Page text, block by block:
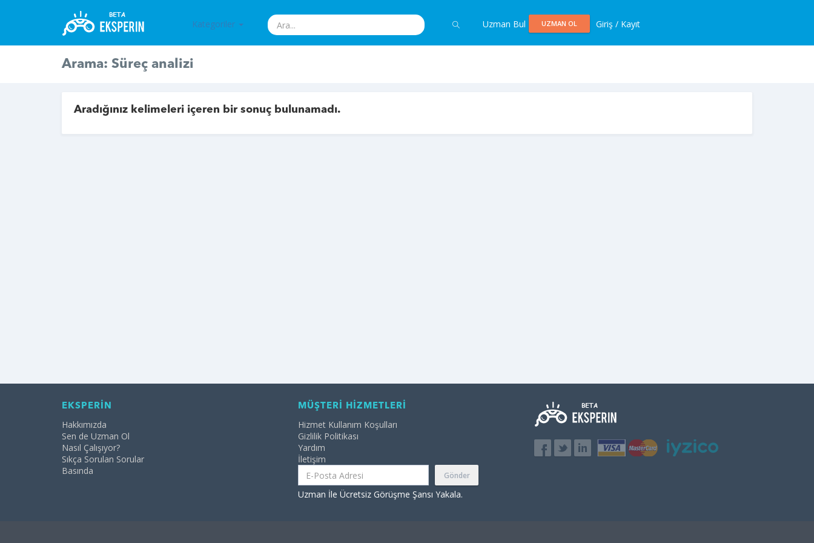
Kategoriler Uzman Bul UZMAN OL Giriş / Kayıt
Arama: Süreç analizi
Aradığınız kelimeleri içeren bir sonuç bulunamadı.
EKSPERİN
Hakkımızda
Sen de Uzman Ol
Nasıl Çalışıyor?
Sıkça Sorulan Sorular
Basında
MÜŞTERİ HİZMETLERİ
Hizmet Kullanım Koşulları
Gizlilik Politikası
Yardım
İletişim
Gönder
Uzman İle Ücretsiz Görüşme Şansı Yakala.